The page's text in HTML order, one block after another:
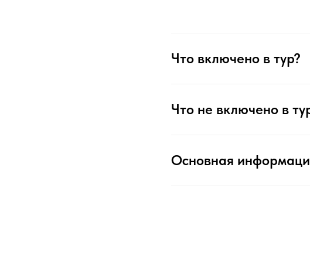
Что включено в тур?
Что не включено в
Основная